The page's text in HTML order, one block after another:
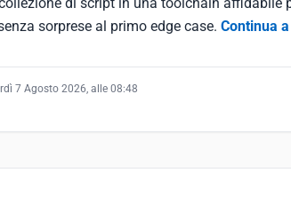
sorprese al primo edge case. Continua
7 Agosto 2026, alle 08:48